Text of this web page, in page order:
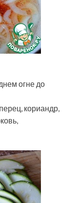
огне до
кориандр,